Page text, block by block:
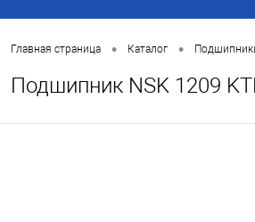
Главная страница • Каталог •
Подшипник NSK 1209